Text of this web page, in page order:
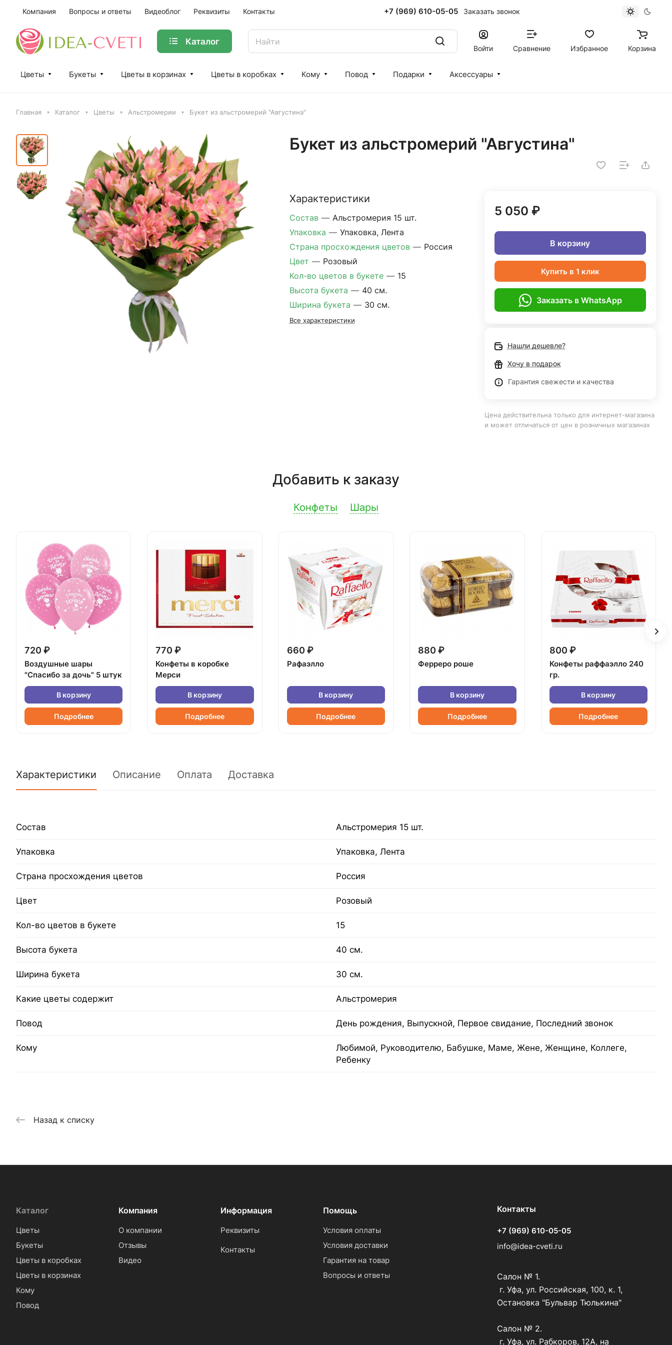
Компания Вопросы и ответы Видеоблог Реквизиты Контакты +7 (969) 610-05-05 Заказать звонок
Каталог
Войти Сравнение Избранное Корзина
Цветы Букеты Цветы в корзинах Цветы в коробках Кому Повод Подарки Аксессуары
Главная Каталог Цветы Альстромерии Букет из альстромерий "Августина"
Букет из альстромерий "Августина"
Характеристики
Состав — Альстромерия 15 шт.
Упаковка — Упаковка, Лента
Страна просхождения цветов — Россия
Цвет — Розовый
Кол-во цветов в букете — 15
Высота букета — 40 см.
Ширина букета — 30 см.
Все характеристики
5 050 ₽
В корзину
Купить в 1 клик
Заказать в WhatsApp
Нашли дешевле?
Хочу в подарок
Гарантия свежести и качества
Цена действительна только для интернет-магазина
и может отличаться от цен в розничных магазинах
Добавить к заказу
Конфеты Шары
720 ₽
Воздушные шары
"Спасибо за дочь" 5 штук
В корзину
Подробнее
770 ₽
Конфеты в коробке
Мерси
В корзину
Подробнее
660 ₽
Рафаэлло
В корзину
Подробнее
880 ₽
Ферреро роше
В корзину
Подробнее
800 ₽
Конфеты раффаэлло 240
гр.
В корзину
Подробнее
Характеристики Описание Оплата Доставка
Состав Альстромерия 15 шт.
Упаковка Упаковка, Лента
Страна просхождения цветов Россия
Цвет Розовый
Кол-во цветов в букете 15
Высота букета 40 см.
Ширина букета 30 см.
Какие цветы содержит Альстромерия
Повод День рождения, Выпускной, Первое свидание, Последний звонок
Кому
Любимой, Руководителю, Бабушке, Маме, Жене, Женщине, Коллеге,
Ребенку
Назад к списку
Каталог
Цветы
Букеты
Цветы в коробках
Цветы в корзинах
Кому
Повод
Компания
О компании
Отзывы
Видео
Информация
Реквизиты
Контакты
Помощь
Условия оплаты
Условия доставки
Гарантия на товар
Вопросы и ответы
Контакты
+7 (969) 610-05-05
info@idea-cveti.ru
Салон № 1.
г. Уфа, ул. Российская, 100, к. 1,
Остановка "Бульвар Тюлькина"
Салон № 2.
г. Уфа, ул. Рабкоров, 12А, на